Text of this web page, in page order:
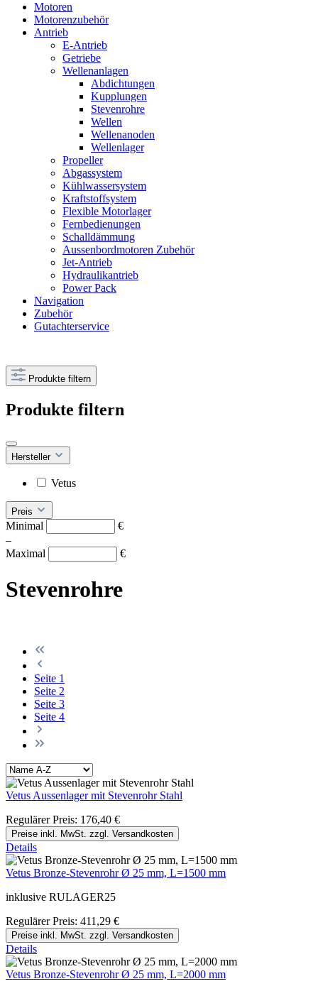
Motoren
Motorenzubehör
Antrieb
E-Antrieb
Getriebe
Wellenanlagen
Abdichtungen
Kupplungen
Stevenrohre
Wellen
Wellenanoden
Wellenlager
Propeller
Abgassystem
Kühlwassersystem
Kraftstoffsystem
Flexible Motorlager
Fernbedienungen
Schalldämmung
Aussenbordmotoren Zubehör
Jet-Antrieb
Hydraulikantrieb
Power Pack
Navigation
Zubehör
Gutachterservice
Produkte filtern
Produkte filtern
Hersteller
Vetus
Preis
Minimal
€
–
Maximal
€
Stevenrohre
Seite 1
Seite 2
Seite 3
Seite 4
Vetus Aussenlager mit Stevenrohr Stahl
Regulärer Preis: 176,40 €
Preise inkl. MwSt. zzgl. Versandkosten
Details
Vetus Bronze-Stevenrohr Ø 25 mm, L=1500 mm
inklusive RULAGER25
Regulärer Preis: 411,29 €
Preise inkl. MwSt. zzgl. Versandkosten
Details
Vetus Bronze-Stevenrohr Ø 25 mm, L=2000 mm